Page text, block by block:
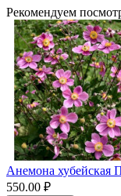
Рекомендуем
Анемона хубейская
550.00 ₽